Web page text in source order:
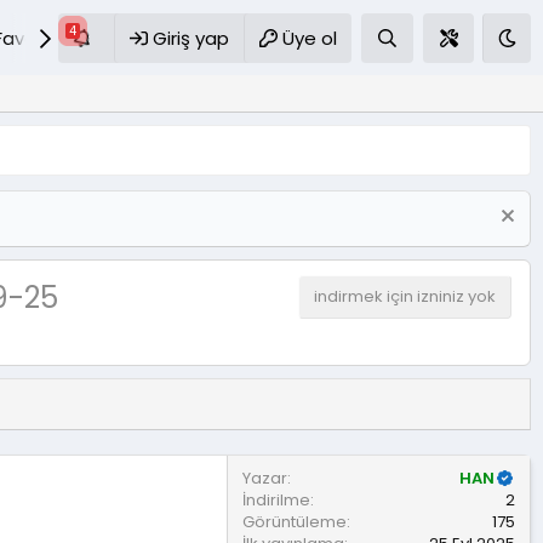
S.S.S
Giriş yap Üye ol
25 indirmek için izniniz yok
Yazar
HAN
İndirilme
2
Görüntüleme
175